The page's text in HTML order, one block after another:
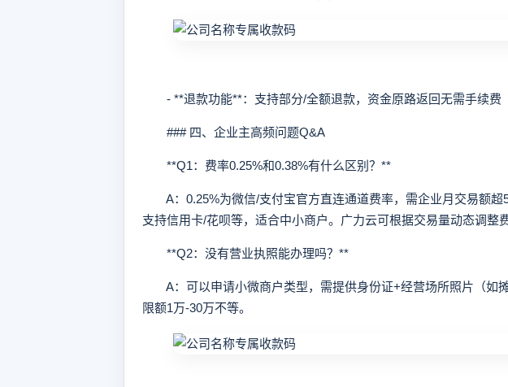
- **退款功能**：支持部分/全额退款，资金原路返回无需手续费
### 四、企业主高频问题Q&A
**Q1：费率0.25%和0.38%有什么区别？**
A：0.25%为微信/支付宝官方直连通道费率，需企业月交易额超
支持信用卡/花呗等，适合中小商户。广力云可根据交易量动态调整费
**Q2：没有营业执照能办理吗？**
A：可以申请小微商户类型，需提供身份证+经营场所照片（如
限额1万-30万不等。